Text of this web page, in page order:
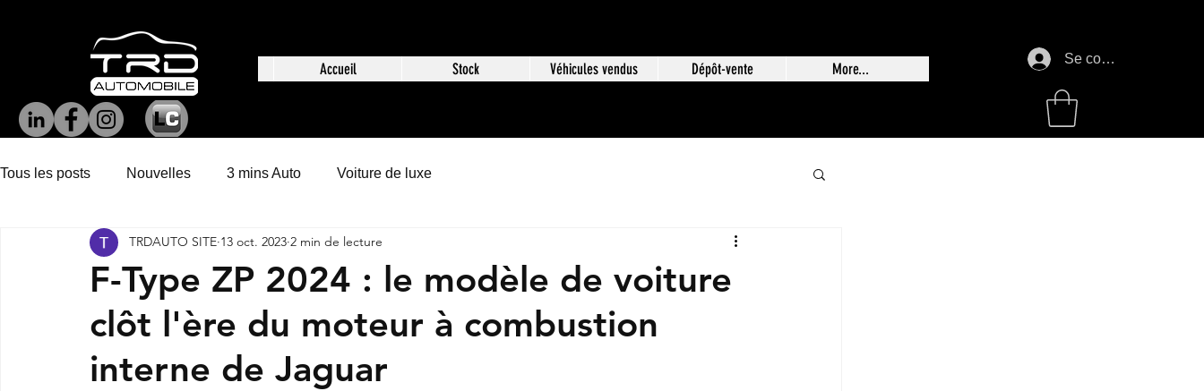
Accueil Stock Véhicules vendus Dépôt-vente More...
Se connecter
Tous les posts Nouvelles 3 mins Auto Voiture de luxe
F-Type ZP 2024 : le modèle de voiture
clôt l'ère du moteur à combustion
interne de Jaguar
TRDAUTO SITE 13 oct. 2023 2 min de lecture